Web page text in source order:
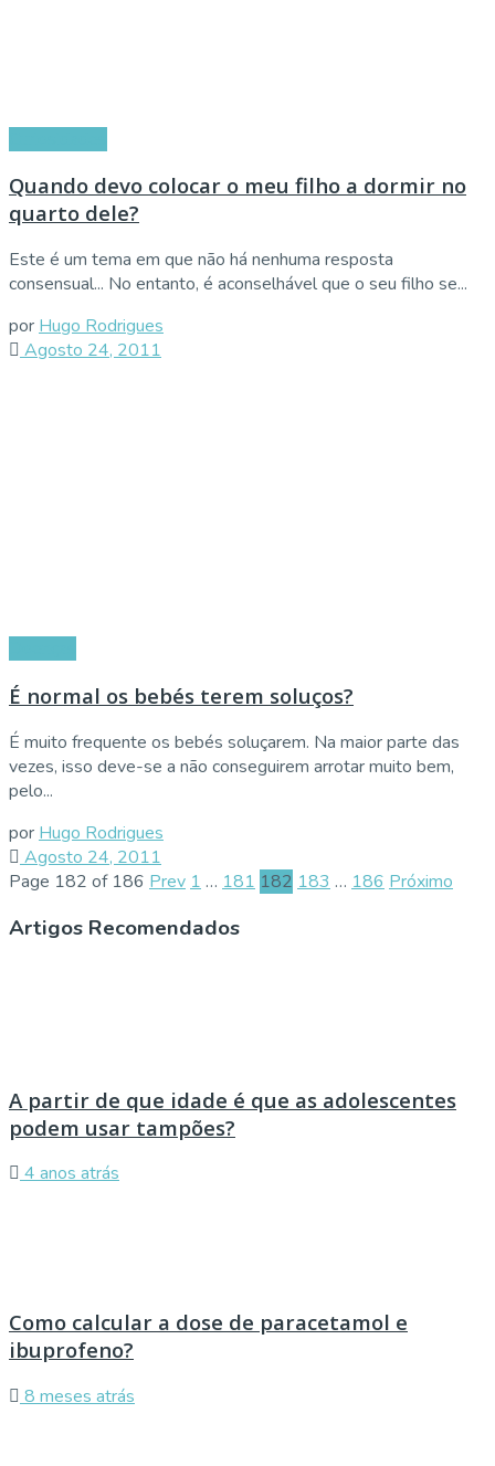
Quando devo colocar o meu filho a dormir no
quarto dele?
Este é um tema em que não há nenhuma resposta
consensual... No entanto, é aconselhável que o seu filho se...
por Hugo Rodrigues
Agosto 24, 2011
É normal os bebés terem soluços?
É muito frequente os bebés soluçarem. Na maior parte das
vezes, isso deve-se a não conseguirem arrotar muito bem,
pelo...
por Hugo Rodrigues
Agosto 24, 2011
Page 182 of 186 Prev 1 … 181 182 183 … 186 Próximo
Artigos Recomendados
A partir de que idade é que as adolescentes
podem usar tampões?
4 anos atrás
Como calcular a dose de paracetamol e
ibuprofeno?
8 meses atrás